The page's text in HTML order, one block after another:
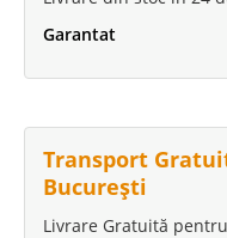
Garantat
Transport
București
Livrare Gratuită